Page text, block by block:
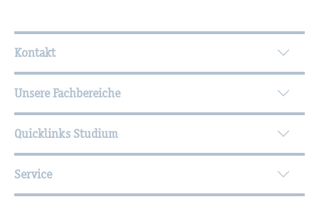
Wei­ter­füh­ren­de In­for­ma­tio­nen
Kontakt
Unsere Fachbereiche
Quicklinks Studium
Service